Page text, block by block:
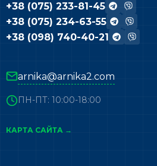
+38 (075) 233-81-45
+38 (075) 234-63-55
+38 (098) 740-40-21
arnika@arnika2.com
ПН-ПТ: 10:00-18:00
КАРТА САЙТА →